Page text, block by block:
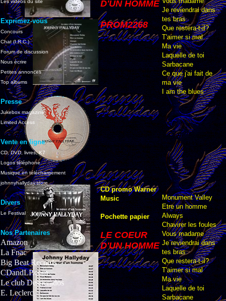
Les vidéos du site
Exprimez-vous
Concours
Chat (I.R.C.)
Forum de discussion
Nous écrire
Petites annonces
Top albums
Presse
Jukebox magazine
Limited Access
Vente en ligne
CD, DVD, livres, K7
Logos téléphone
Musique en téléchargement
johnnyhallyday.store
Divers
Le Festival
Nos Partenaires
Amazon
La Fnac
Big Beat Records
CDandLP.com
Le club Desperados
E. Leclerc
D'UN HOMME
PROM2268
Je reviendrai dans
tes bras
Que restera-t-il?
T'aimer si mal
Ma vie
Laquelle de toi
Sarbacane
Ce que j'ai fait de
ma vie
I am the blues
CD promo Warner
Music
Pochette papier
LE COEUR
D'UN HOMME
Monument Valley
Etre un homme
Always
Chavirer les foules
Vous madame
Je reviendrai dans
tes bras
Que restera-t-il?
T'aimer si mal
Ma vie
Laquelle de toi
Sarbacane